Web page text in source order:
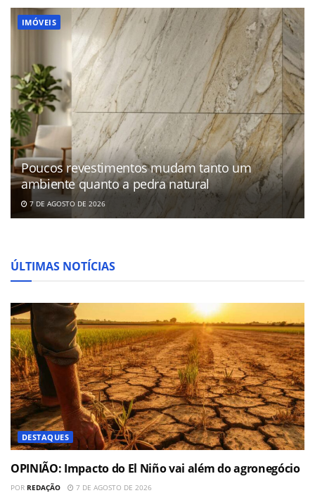
IMÓVEIS
Poucos revestimentos mudam tanto um
ambiente quanto a pedra natural
7 DE AGOSTO DE 2026
ÚLTIMAS NOTÍCIAS
DESTAQUES
OPINIÃO: Impacto do El Niño vai além do agronegócio
POR REDAÇÃO 7 DE AGOSTO DE 2026